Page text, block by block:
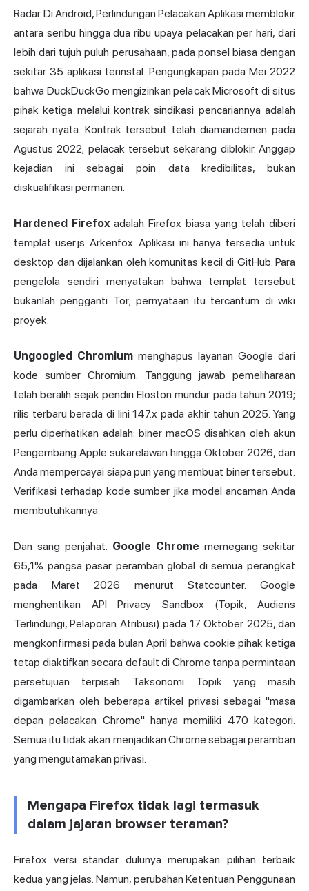
Radar. Di Android, Perlindungan Pelacakan Aplikasi memblokir
antara seribu hingga dua ribu upaya pelacakan per hari, dari
lebih dari tujuh puluh perusahaan, pada ponsel biasa dengan
sekitar 35 aplikasi terinstal. Pengungkapan pada Mei 2022
bahwa DuckDuckGo mengizinkan pelacak Microsoft di situs
pihak ketiga melalui kontrak sindikasi pencariannya adalah
sejarah nyata. Kontrak tersebut telah diamandemen pada
Agustus 2022; pelacak tersebut sekarang diblokir. Anggap
kejadian ini sebagai poin data kredibilitas, bukan
diskualifikasi permanen.
Hardened Firefox adalah Firefox biasa yang telah diberi
templat user.js Arkenfox. Aplikasi ini hanya tersedia untuk
desktop dan dijalankan oleh komunitas kecil di GitHub. Para
pengelola sendiri menyatakan bahwa templat tersebut
bukanlah pengganti Tor; pernyataan itu tercantum di wiki
proyek.
Ungoogled Chromium menghapus layanan Google dari
kode sumber Chromium. Tanggung jawab pemeliharaan
telah beralih sejak pendiri Eloston mundur pada tahun 2019;
rilis terbaru berada di lini 147.x pada akhir tahun 2025. Yang
perlu diperhatikan adalah: biner macOS disahkan oleh akun
Pengembang Apple sukarelawan hingga Oktober 2026, dan
Anda mempercayai siapa pun yang membuat biner tersebut.
Verifikasi terhadap kode sumber jika model ancaman Anda
membutuhkannya.
Dan sang penjahat. Google Chrome memegang sekitar
65,1% pangsa pasar peramban global di semua perangkat
pada Maret 2026 menurut Statcounter. Google
menghentikan API Privacy Sandbox (Topik, Audiens
Terlindungi, Pelaporan Atribusi) pada 17 Oktober 2025, dan
mengkonfirmasi pada bulan April bahwa cookie pihak ketiga
tetap diaktifkan secara default di Chrome tanpa permintaan
persetujuan terpisah. Taksonomi Topik yang masih
digambarkan oleh beberapa artikel privasi sebagai "masa
depan pelacakan Chrome" hanya memiliki 470 kategori.
Semua itu tidak akan menjadikan Chrome sebagai peramban
yang mengutamakan privasi.
Mengapa Firefox tidak lagi termasuk
dalam jajaran browser teraman?
Firefox versi standar dulunya merupakan pilihan terbaik
kedua yang jelas. Namun, perubahan Ketentuan Penggunaan